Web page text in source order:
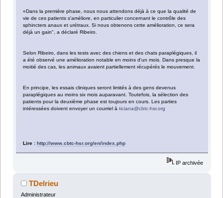
«Dans la première phase, nous nous attendons déjà à ce que la qualité de
vie de ces patients s'améliore, en particulier concernant le contrôle des
sphincters anaux et urétraux. Si nous obtenons cette amélioration, ce sera
déjà un gain", a déclaré Ribeiro.
Selon Ribeiro, dans les tests avec des chiens et des chats paraplégiques, il
a été observé une amélioration notable en moins d'un mois. Dans presque la
moitié des cas, les animaux avaient partiellement récupérés le mouvement.
En principe, les essais cliniques seront limités à des gens devenus
paraplégiques au moins six mois auparavant. Toutefois, la sélection des
patients pour la deuxième phase est toujours en cours. Les parties
intéressées doivent envoyer un courriel àticiana@cbtc-hsr.org
Lire : http://www.cbtc-hsr.org/en/index.php
IP archivée
TDelrieu
Administrateur